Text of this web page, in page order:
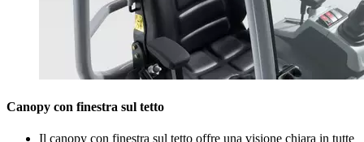
Canopy con finestra sul tetto
Il canopy con finestra sul tetto offre una visione chiara in tutte